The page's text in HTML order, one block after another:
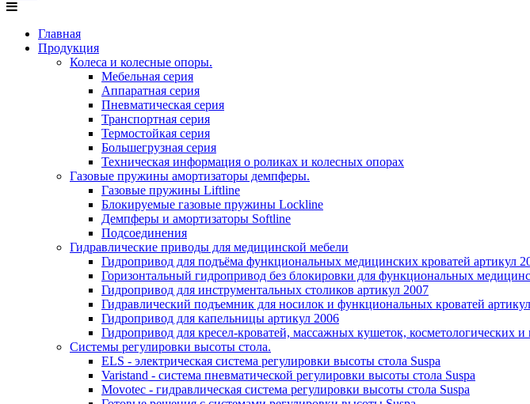
Главная
Продукция
Колеса и колесные опоры.
Мебельная серия
Аппаратная серия
Пневматическая серия
Транспортная серия
Термостойкая серия
Большегрузная серия
Техническая информация о роликах и колесных опорах
Газовые пружины амортизаторы демпферы.
Газовые пружины Liftline
Блокируемые газовые пружины Lockline
Демпферы и амортизаторы Softline
Подсоединения
Гидравлические приводы для медицинской мебели
Гидропривод для подъёма функциональных медицинских кроватей артикул
Горизонтальный гидропривод без блокировки для функциональных
Гидропривод для инструментальных столиков артикул 2007
Гидравлический подъемник для носилок и функциональных кроватей
Гидропривод для капельницы артикул 2006
Гидропривод для кресел-кроватей, массажных кушеток, косметологических и
Системы регулировки высоты стола.
ELS - электрическая система регулировки высоты стола Suspa
Varistand - система пневматической регулировки высоты стола Suspa
Movotec - гидравлическая система регулировки высоты стола Suspa